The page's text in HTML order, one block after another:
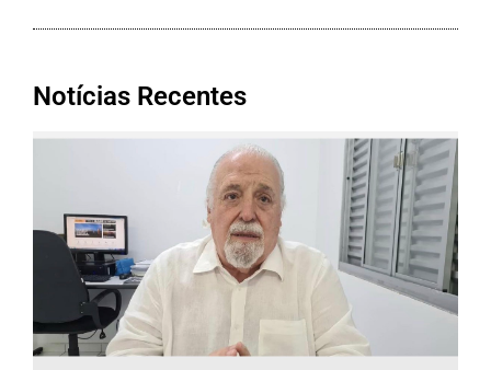
Notícias Recentes